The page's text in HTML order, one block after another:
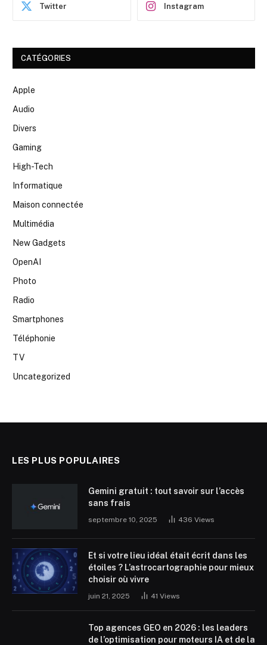
Twitter Instagram
CATÉGORIES
Apple
Audio
Divers
Gaming
High-Tech
Informatique
Maison connectée
Multimédia
New Gadgets
OpenAI
Photo
Radio
Smartphones
Téléphonie
TV
Uncategorized
LES PLUS POPULAIRES
Gemini gratuit : tout savoir sur l’accès
sans frais
septembre 10, 2025 436 Views
Et si votre lieu idéal était écrit dans les
étoiles ? L’astrocartographie pour mieux
choisir où vivre
juin 21, 2025 41 Views
Top agences GEO en 2026 : les leaders
de l’optimisation pour moteurs IA et de la